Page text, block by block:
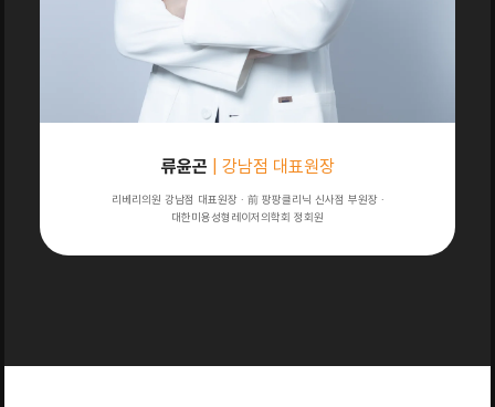
류윤곤 | 강남점 대표원장
리베리의원 강남점 대표원장 · 前 팡팡클리닉 신사점 부원장 ·
대한미용성형레이저의학회 정회원